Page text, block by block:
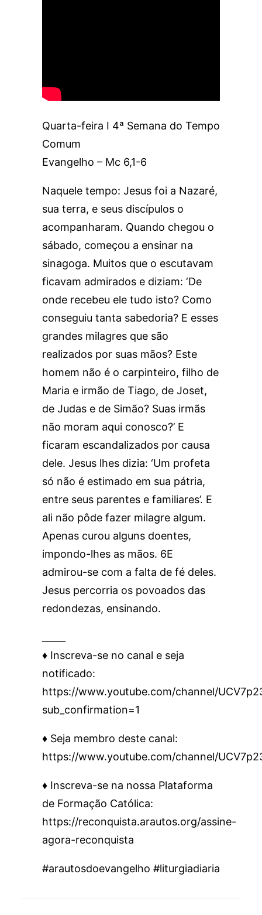
Quarta-feira I 4ª Semana do Tempo
Comum
Evangelho – Mc 6,1-6
Naquele tempo: Jesus foi a Nazaré,
sua terra, e seus discípulos o
acompanharam. Quando chegou o
sábado, começou a ensinar na
sinagoga. Muitos que o escutavam
ficavam admirados e diziam: ‘De
onde recebeu ele tudo isto? Como
conseguiu tanta sabedoria? E esses
grandes milagres que são
realizados por suas mãos? Este
homem não é o carpinteiro, filho de
Maria e irmão de Tiago, de Joset,
de Judas e de Simão? Suas irmãs
não moram aqui conosco?’ E
ficaram escandalizados por causa
dele. Jesus lhes dizia: ‘Um profeta
só não é estimado em sua pátria,
entre seus parentes e familiares’. E
ali não pôde fazer milagre algum.
Apenas curou alguns doentes,
impondo-lhes as mãos. 6E
admirou-se com a falta de fé deles.
Jesus percorria os povoados das
redondezas, ensinando.
♦️ Inscreva-se no canal e seja
notificado:
https://www.youtube.com/channel/
sub_confirmation=1
♦️ Seja membro deste canal:
https://www.youtube.com/channel/
♦️ Inscreva-se na nossa Plataforma
de Formação Católica:
https://reconquista.arautos.org/assine-
agora-reconquista
#arautosdoevangelho #liturgiadiaria